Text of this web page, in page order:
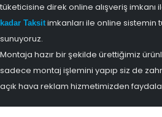
tüketicisine direk online alışveriş imkanı
kadar Taksitimkanları ile online sistemin
sunuyoruz.
Montaja hazır bir şekilde ürettiğimiz
sadece montaj işlemini yapıp siz de
açık hava reklam hizmetimizden